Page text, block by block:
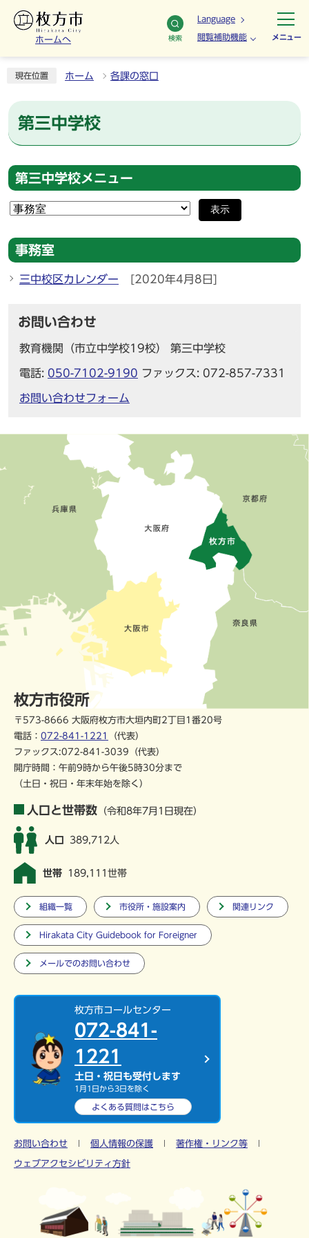
ホームへ 検索
Language
閲覧補助機能 メニュー
現在位置 ホーム 各課の窓口
第三中学校
第三中学校メニュー
表示
事務室
三中校区カレンダー [2020年4月8日]
お問い合わせ
教育機関（市立中学校19校） 第三中学校
電話: 050-7102-9190 ファックス: 072-857-7331
お問い合わせフォーム
枚方市役所
〒573-8666 大阪府枚方市大垣内町2丁目1番20号
電話： 072-841-1221
（代表）
ファックス:072-841-3039（代表）
開庁時間：午前9時から午後5時30分まで
（土日・祝日・年末年始を除く）
人口と世帯数 （令和8年7月1日現在）
人口 389,712人
世帯 189,111世帯
組織一覧 市役所・施設案内 関連リンク
Hirakata City Guidebook for Foreigner
メールでのお問い合わせ
枚方市コールセンター
072-841-
1221
土日・祝日も受付します
1月1日から3日を除く
よくある質問はこちら
お問い合わせ 個人情報の保護 著作権・リンク等
ウェブアクセシビリティ方針